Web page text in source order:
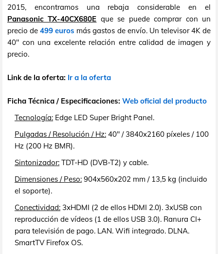
2015, encontramos una rebaja considerable en el
Panasonic TX-40CX680E que se puede comprar con un
precio de499 euros más gastos de envío. Un televisor 4K de
40" con una excelente relación entre calidad de imagen y
precio.
Link de la oferta: Ir a la oferta
Ficha Técnica / Especificaciones: Web oficial del producto
Tecnología: Edge LED Super Bright Panel.
Pulgadas / Resolución / Hz: 40" / 3840x2160 píxeles / 100
Hz (200 Hz BMR).
Sintonizador: TDT-HD (DVB-T2) y cable.
Dimensiones / Peso: 904x560x202 mm / 13,5 kg (incluido
el soporte).
Conectividad: 3xHDMI (2 de ellos HDMI 2.0). 3xUSB con
reproducción de vídeos (1 de ellos USB 3.0). Ranura CI+
para televisión de pago. LAN. Wifi integrado. DLNA.
SmartTV Firefox OS.